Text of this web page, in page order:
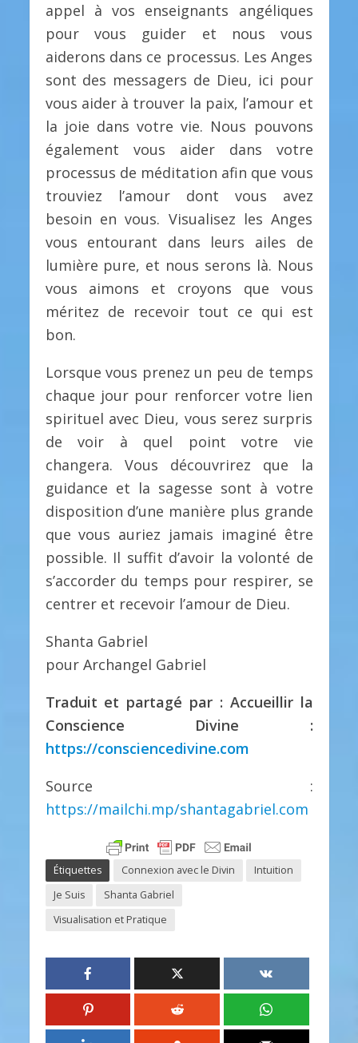
appel à vos enseignants angéliques
pour vous guider et nous vous
aiderons dans ce processus. Les Anges
sont des messagers de Dieu, ici pour
vous aider à trouver la paix, l’amour et
la joie dans votre vie. Nous pouvons
également vous aider dans votre
processus de méditation afin que vous
trouviez l’amour dont vous avez
besoin en vous. Visualisez les Anges
vous entourant dans leurs ailes de
lumière pure, et nous serons là. Nous
vous aimons et croyons que vous
méritez de recevoir tout ce qui est
bon.
Lorsque vous prenez un peu de temps
chaque jour pour renforcer votre lien
spirituel avec Dieu, vous serez surpris
de voir à quel point votre vie
changera. Vous découvrirez que la
guidance et la sagesse sont à votre
disposition d’une manière plus grande
que vous auriez jamais imaginé être
possible. Il suffit d’avoir la volonté de
s’accorder du temps pour respirer, se
centrer et recevoir l’amour de Dieu.
Shanta Gabriel
pour Archangel Gabriel
Traduit et partagé par : Accueillir la
Conscience Divine :
https://consciencedivine.com
Source :
https://mailchi.mp/shantagabriel.com
Étiquettes Connexion avec le Divin
Intuition
Je Suis
Shanta Gabriel
Visualisation et Pratique